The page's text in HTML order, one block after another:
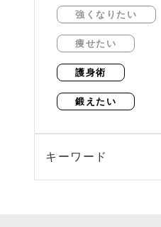
強くなりたい
痩せたい
護身術
鍛えたい
キーワード